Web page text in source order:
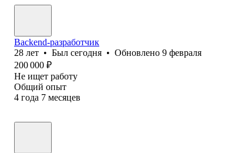
Backend-разработчик
28 лет • Был сегодня • Обновлено 9 февраля
200 000 ₽
Не ищет работу
Общий опыт
4 года 7 месяцев